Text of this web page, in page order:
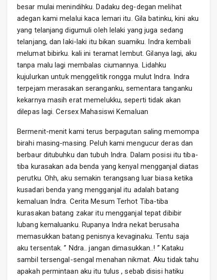
besar mulai menindihku. Dadaku deg-degan melihat
adegan kami melalui kaca lemari itu. Gila batinku, kini aku
yang telanjang digumuli oleh lelaki yang juga sedang
telanjang, dan laki-laki itu bikan suamiku. Indra kembali
melumat bibirku. kali ini teramat lembut. Gilanya lagi, aku
tanpa malu lagi membalas ciumannya. Lidahku
kujulurkan untuk menggelitik rongga mulut Indra. Indra
terpejam merasakan seranganku, sementara tanganku
kekarnya masih erat memelukku, seperti tidak akan
dilepas lagi. Cersex Mahasiswi Kemaluan
Bermenit-menit kami terus berpagutan saling memompa
birahi masing-masing. Peluh kami mengucur deras dan
berbaur ditubuhku dan tubuh Indra. Dalam posisi itu tiba-
tiba kurasakan ada benda yang kenyal mengganjal diatas
perutku. Ohh, aku semakin terangsang luar biasa ketika
kusadari benda yang mengganjal itu adalah batang
kemaluan Indra. Cerita Mesum Terhot Tiba-tiba
kurasakan batang zakar itu mengganjal tepat dibibir
lubang kemaluanku. Rupanya Indra nekat berusaha
memasukkan batang penisnya kevaginaku. Tentu saja
aku tersentak. ” Ndra.. jangan dimasukkan..! ” Kataku
sambil tersengal-sengal menahan nikmat. Aku tidak tahu
apakah permintaan aku itu tulus , sebab disisi hatiku